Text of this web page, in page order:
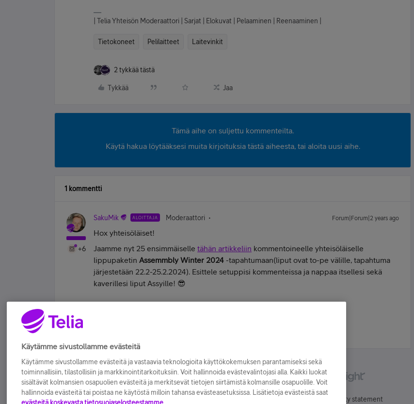
| Telia Yhteisön Moderaattori | Sarjat | Elokuvat | Pelaaminen | Reenaaminen |
Tietokoneet Pelilaitteet Laitevinkit
2 tykkää tästä
Tykkää Jaa
Tämä aihe on suljettu kommenteilta.
Käytä hakua löytääksesi muita kirjoituksia tästä aiheesta, tai aloita uusi aihe.
1 kommentti
+6
SakuMik ALOITTAJA Moderaattori Forum|Forum|2 years ago
Hox yhteisöläiset!
Jaamme nyt 25 ensimmäiselle tähän artikkeliin kommentoineelle yhteisöläiselle
lippupaketin Assemmbly Winter 2024 -tapahtumaan(liput ovat to-pe välille, tapahtuma
järjestetään 22.2-25.2.2024). Esittele setuppisi kommenteissa ja nappaa itsellesi sekä
kaverillesi liput Assyille! 😎
Accessibility statement
Käytämme sivustollamme evästeitä
Käytämme sivustollamme evästeitä ja vastaavia teknologioita käyttökokemuksen parantamiseksi sekä
toiminnallisiin, tilastollisiin ja markkinointitarkoituksiin. Voit hallinnoida evästevalintojasi alla. Kaikki luokat
sisältävät kolmansien osapuolien evästeitä ja merkitsevät tietojen siirtämistä kolmansille osapuolille. Voit
hallinnoida evästeitä tai poistaa ne käytöstä milloin tahansa evästeasetuksissa. Lisätietoja evästeistä saat